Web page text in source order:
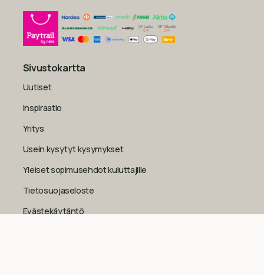
Sivustokartta
Uutiset
Inspiraatio
Yritys
Usein kysytyt kysymykset
Yleiset sopimusehdot kuluttajille
Tietosuojaseloste
Evästekäytäntö